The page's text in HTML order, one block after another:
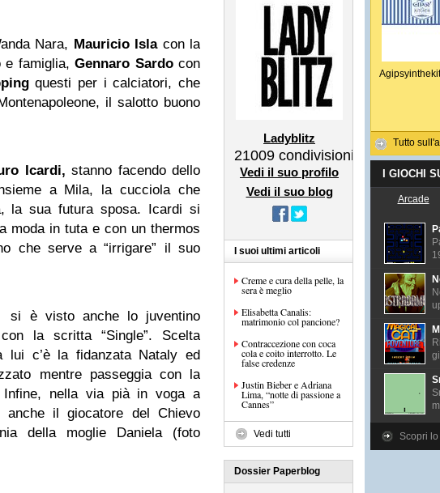
Nara, Mauricio Islacon la
e famiglia, Gennaro Sardocon
questi per i calciatori, che
il salotto buono
Icardi, stanno facendo dello
a Mila, la cucciola che
la sua futura sposa. Icardi si
moda in tuta e con un thermos
che serve a “irrigare” il suo
si è visto anche lo juventino
la scritta “Single”. Scelta
lui c’è la fidanzata Nataly ed
mentre passeggia con la
Infine, nella via pià in voga a
anche il giocatore del Chievo
della moglie Daniela (foto
Ladyblitz
21009 condivisioni
Vedi il suo profilo
Vedi il suo blog
I suoi ultimi articoli
Creme e cura della pelle, la
sera è meglio
Elisabetta Canalis:
matrimonio col pancione?
Contraccezione con coca
cola e coito interrotto. Le
false credenze
Justin Bieber e Adriana
Lima, “notte di passione a
Cannes”
Vedi tutti
Dossier Paperblog
Tutto
I GIOCHI
Arcade
Scopri